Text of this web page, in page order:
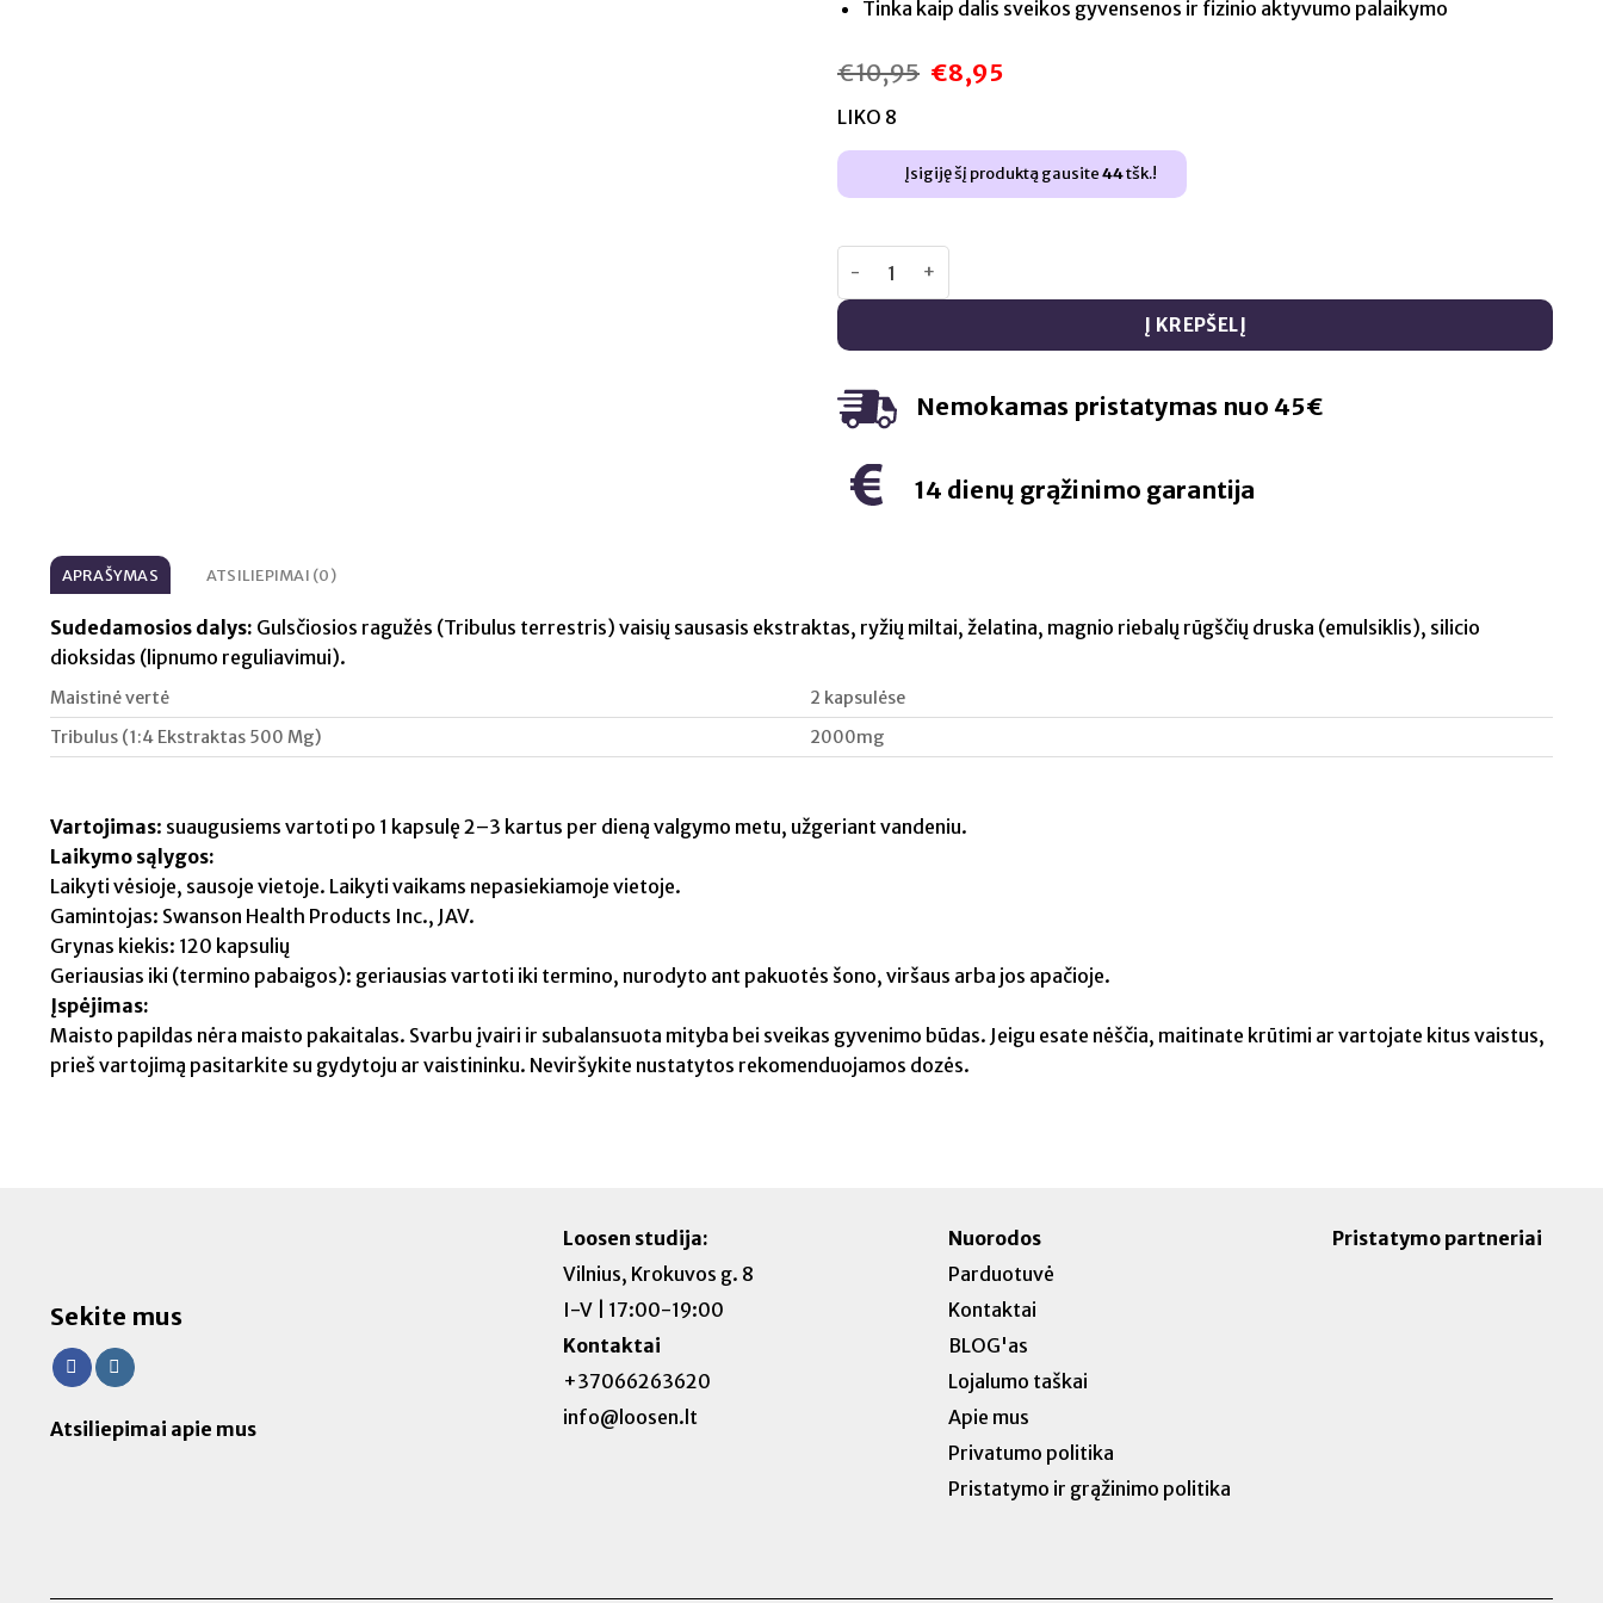
Tinka kaip dalis sveikos gyvensenos ir fizinio aktyvumo palaikymo
€10,95 Original
price
€8,95
LIKO 8
Įsigiję šį produktą gausite44tšk.!
Į KREPŠELĮ
Nemokamas pristatymas nuo 45€
14 dienų grąžinimo garantija
APRAŠYMAS ATSILIEPIMAI (0)
Sudedamosios dalys: Gulsčiosios ragužės (Tribulus terrestris) vaisių sausasis ekstraktas, ryžių miltai, želatina, magnio riebalų rūgščių druska (emulsiklis), silicio
dioksidas (lipnumo reguliavimui).
Maistinė vertė
2 kapsulėse
Tribulus (1:4 Ekstraktas 500 Mg)
2000mg
Vartojimas: suaugusiems vartoti po 1 kapsulę 2–3 kartus per dieną valgymo metu, užgeriant vandeniu.
Laikymo sąlygos:
Laikyti vėsioje, sausoje vietoje. Laikyti vaikams nepasiekiamoje vietoje.
Gamintojas: Swanson Health Products Inc., JAV.
Grynas kiekis: 120 kapsulių
Geriausias iki (termino pabaigos): geriausias vartoti iki termino, nurodyto ant pakuotės šono, viršaus arba jos apačioje.
Įspėjimas:
Maisto papildas nėra maisto pakaitalas. Svarbu įvairi ir subalansuota mityba bei sveikas gyvenimo būdas. Jeigu esate nėščia, maitinate krūtimi ar vartojate kitus vaistus,
prieš vartojimą pasitarkite su gydytoju ar vaistininku. Neviršykite nustatytos rekomenduojamos dozės.
Sekite mus
Atsiliepimai apie mus
Loosen studija:
Vilnius, Krokuvos g. 8
I-V | 17:00-19:00
Kontaktai
+37066263620
info@loosen.lt
Nuorodos
Parduotuvė
Kontaktai
BLOG'as
Lojalumo taškai
Apie mus
Privatumo politika
Pristatymo ir grąžinimo politika
Pristatymo partneriai